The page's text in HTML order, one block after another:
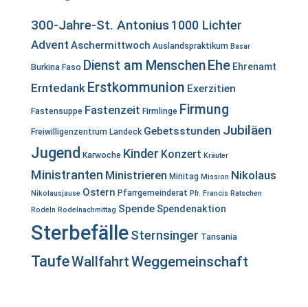
300-Jahre-St. Antonius1000 Lichter
Advent Aschermittwoch Auslandspraktikum Basar
Burkina Faso Dienst am MenschenEhe Ehrenamt
Erntedank Erstkommunion Exerzitien
Fastensuppe Fastenzeit Firmlinge Firmung
Freiwilligenzentrum Landeck Gebetsstunden Jubiläen
Jugend Karwoche Kinder Konzert Kräuter
Ministranten Ministrieren Minitag Mission Nikolaus
Nikolausjause Ostern Pfarrgemeinderat Pfr. Francis Ratschen
Rodeln Rodelnachmittag Spende Spendenaktion
SterbefälleSternsinger Tansania
TaufeWallfahrtWeggemeinschaft